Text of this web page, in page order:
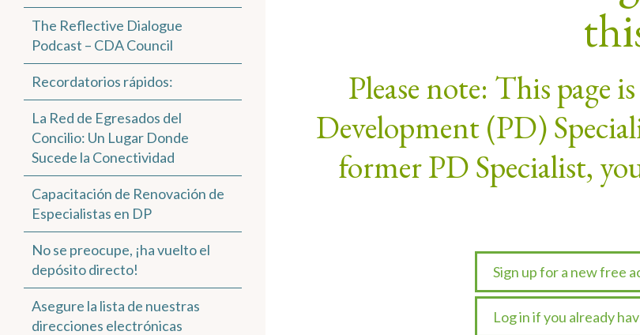
The Reflective Dialogue
Podcast – CDA Council
Recordatorios rápidos:
La Red de Egresados del
Concilio: Un Lugar Donde
Sucede la Conectividad
Capacitación de Renovación de
Especialistas en DP
No se preocupe, ¡ha vuelto el
depósito directo!
Asegure la lista de nuestras
direcciones electrónicas
Please note: This page
Development (PD)
former PD Specialist,
Sign up for a new free
Log in if you already